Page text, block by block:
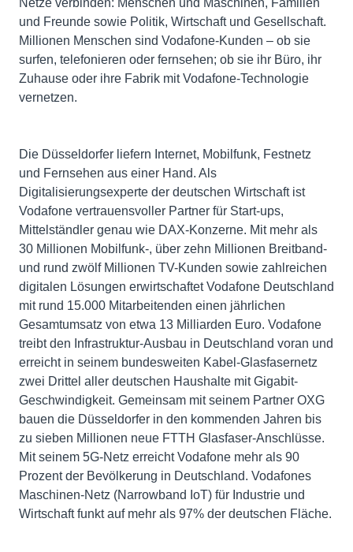
Netze verbinden: Menschen und Maschinen, Familien
und Freunde sowie Politik, Wirtschaft und Gesellschaft.
Millionen Menschen sind Vodafone-Kunden – ob sie
surfen, telefonieren oder fernsehen; ob sie ihr Büro, ihr
Zuhause oder ihre Fabrik mit Vodafone-Technologie
vernetzen.
Die Düsseldorfer liefern Internet, Mobilfunk, Festnetz
und Fernsehen aus einer Hand. Als
Digitalisierungsexperte der deutschen Wirtschaft ist
Vodafone vertrauensvoller Partner für Start-ups,
Mittelständler genau wie DAX-Konzerne. Mit mehr als
30 Millionen Mobilfunk-, über zehn Millionen Breitband-
und rund zwölf Millionen TV-Kunden sowie zahlreichen
digitalen Lösungen erwirtschaftet Vodafone Deutschland
mit rund 15.000 Mitarbeitenden einen jährlichen
Gesamtumsatz von etwa 13 Milliarden Euro. Vodafone
treibt den Infrastruktur-Ausbau in Deutschland voran und
erreicht in seinem bundesweiten Kabel-Glasfasernetz
zwei Drittel aller deutschen Haushalte mit Gigabit-
Geschwindigkeit. Gemeinsam mit seinem Partner OXG
bauen die Düsseldorfer in den kommenden Jahren bis
zu sieben Millionen neue FTTH Glasfaser-Anschlüsse.
Mit seinem 5G-Netz erreicht Vodafone mehr als 90
Prozent der Bevölkerung in Deutschland. Vodafones
Maschinen-Netz (Narrowband IoT) für Industrie und
Wirtschaft funkt auf mehr als 97% der deutschen Fläche.